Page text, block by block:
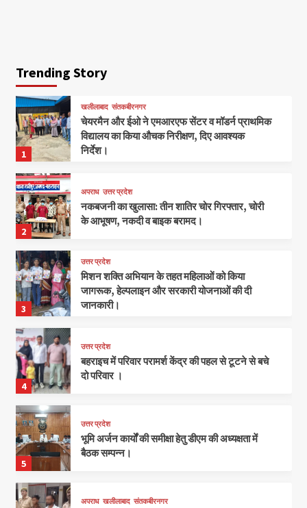
Trending Story
1
खलीलाबाद संतकबीरनगर
चेयरमैन और ईओ ने एमआरएफ सेंटर व मॉडर्न प्राथमिक
विद्यालय का किया औचक निरीक्षण, दिए आवश्यक
निर्देश।
2
अपराध उत्तर प्रदेश
नकबजनी का खुलासा: तीन शातिर चोर गिरफ्तार, चोरी
के आभूषण, नकदी व बाइक बरामद।
3
उत्तर प्रदेश
मिशन शक्ति अभियान के तहत महिलाओं को किया
जागरूक, हेल्पलाइन और सरकारी योजनाओं की दी
जानकारी।
4
उत्तर प्रदेश
बहराइच में परिवार परामर्श केंद्र की पहल से टूटने से बचे
दो परिवार ।
5
उत्तर प्रदेश
भूमि अर्जन कार्यों की समीक्षा हेतु डीएम की अध्यक्षता में
बैठक सम्पन्न।
अपराध खलीलाबाद संतकबीरनगर